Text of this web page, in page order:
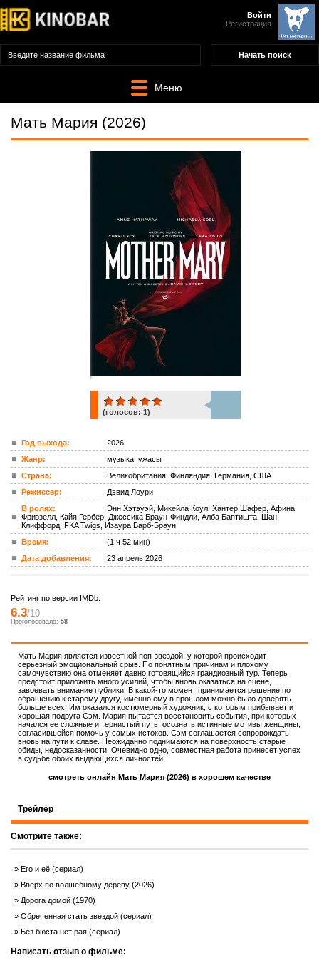
Войти
Регистрация
Меню
Мать Мария (2026)
ком.
(голосов: 1)
Год выхода:
2026
Жанр:
музыка, ужасы
Страна:
Великобритания, Финляндия, Германия, США
Режиссер:
Дэвид Лоури
В ролях:
Энн Хэтэуэй, Микейла Коул, Хантер Шафер, Афина
Фриззелл, Кайя Гербер, Джессика Браун-Финдли, Алба Баптишта, Шан
Клиффорд, FKA Twigs, Изаура Барб-Браун
Время:
(1 ч 52 мин)
Дата добавления:
23 апрель 2026
Рейтинг по версии IMDb:
6.3/10
Проголосовало: 58
Мать Мария является известной поп-звездой, у которой происходит
серьезный эмоциональный срыв. По понятным причинам и плохому
самочувствию она отменяет давно готовящийся грандиозный тур. Теперь
предстоит приложить много усилий, чтобы вновь оказаться на сцене,
завоевать внимание публики. В какой-то момент принимается решение по
обращению к старому другу, именно ему в прошлом можно было доверять
больше всех. Им оказался костюмерный художник, с которым прибывает и
хорошая подруга Сэм. Мария пытается восстановить события, при которых
начался ее сложные и тернистый путь, осознать истинные мотивы женщины,
согласившейся помочь у самых истоков. Сэм соглашается сопровождать
вновь на пути к славе. Неожиданно поднимаются на поверхность старые
обиды, недосказанности. Очевидно одно, совместная работа принесет успех
в судьбе обоих выдающихся личностей.
смотреть онлайн Мать Мария (2026) в хорошем качестве
Трейлер
Смотрите также:
Его и её (сериал)
Вверх по волшебному дереву (2026)
Дорога домой (1970)
Обреченная стать звездой (сериал)
Без бюста нет рая (сериал)
Написать отзыв о фильме: